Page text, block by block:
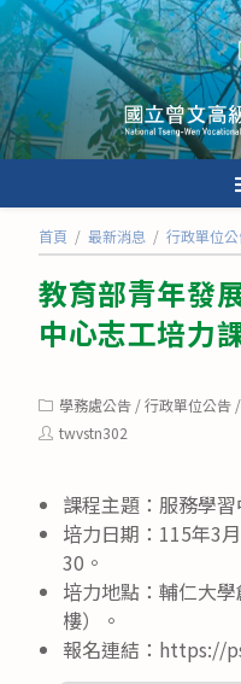
跳
轉
至
主
要
內
首頁 / 最新消息 / 行政單位
教育部青年發
中心志工培力
Post
category:
學務處公告 /行政單位公告 /
Posttwvstn302
課程主題：服務學
培力日期：115年3
30。
培力地點：輔仁大
樓）。
報名連結：https://